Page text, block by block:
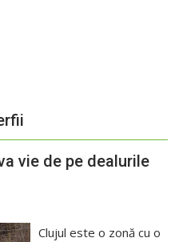
vie de pe dealurile
Clujul este o zonă cu o